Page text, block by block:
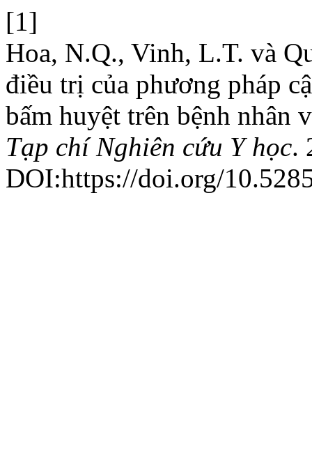
[1]
Hoa, N.Q., Vinh, L.T. và
điều trị của phương pháp
bấm huyệt trên bệnh nhân
Tạp chí Nghiên cứu Y học.
DOI:https://doi.org/